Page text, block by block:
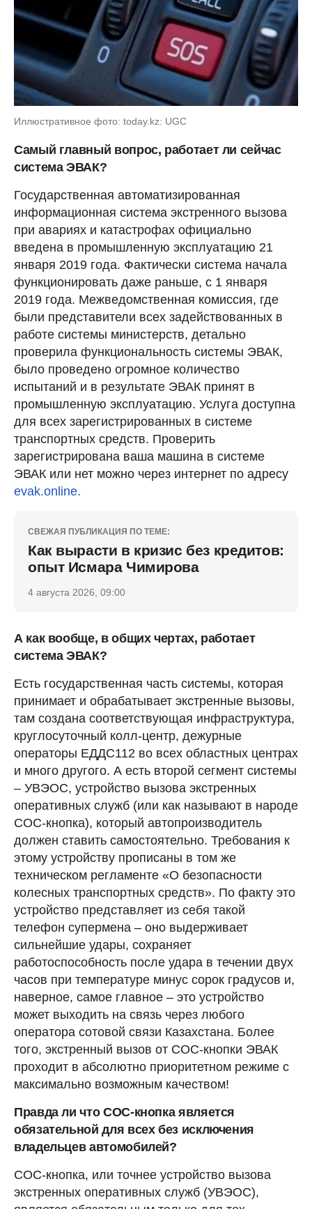
Иллюстративное фото: today.kz: UGC
Самый главный вопрос, работает ли сейчас
система ЭВАК?
Государственная автоматизированная
информационная система экстренного вызова
при авариях и катастрофах официально
введена в промышленную эксплуатацию 21
января 2019 года. Фактически система начала
функционировать даже раньше, с 1 января
2019 года. Межведомственная комиссия, где
были представители всех задействованных в
работе системы министерств, детально
проверила функциональность системы ЭВАК,
было проведено огромное количество
испытаний и в результате ЭВАК принят в
промышленную эксплуатацию. Услуга доступна
для всех зарегистрированных в системе
транспортных средств. Проверить
зарегистрирована ваша машина в системе
ЭВАК или нет можно через интернет по адресу
evak.online.
СВЕЖАЯ ПУБЛИКАЦИЯ ПО ТЕМЕ:
Как вырасти в кризис без кредитов:
опыт Исмара Чимирова
4 августа 2026, 09:00
А как вообще, в общих чертах, работает
система ЭВАК?
Есть государственная часть системы, которая
принимает и обрабатывает экстренные вызовы,
там создана соответствующая инфраструктура,
круглосуточный колл-центр, дежурные
операторы ЕДДС112 во всех областных центрах
и много другого. А есть второй сегмент системы
– УВЭОС, устройство вызова экстренных
оперативных служб (или как называют в народе
СОС-кнопка), который автопроизводитель
должен ставить самостоятельно. Требования к
этому устройству прописаны в том же
техническом регламенте «О безопасности
колесных транспортных средств». По факту это
устройство представляет из себя такой
телефон супермена – оно выдерживает
сильнейшие удары, сохраняет
работоспособность после удара в течении двух
часов при температуре минус сорок градусов и,
наверное, самое главное – это устройство
может выходить на связь через любого
оператора сотовой связи Казахстана. Более
того, экстренный вызов от СОС-кнопки ЭВАК
проходит в абсолютно приоритетном режиме с
максимально возможным качеством!
Правда ли что СОС-кнопка является
обязательной для всех без исключения
владельцев автомобилей?
СОС-кнопка, или точнее устройство вызова
экстренных оперативных служб (УВЭОС),